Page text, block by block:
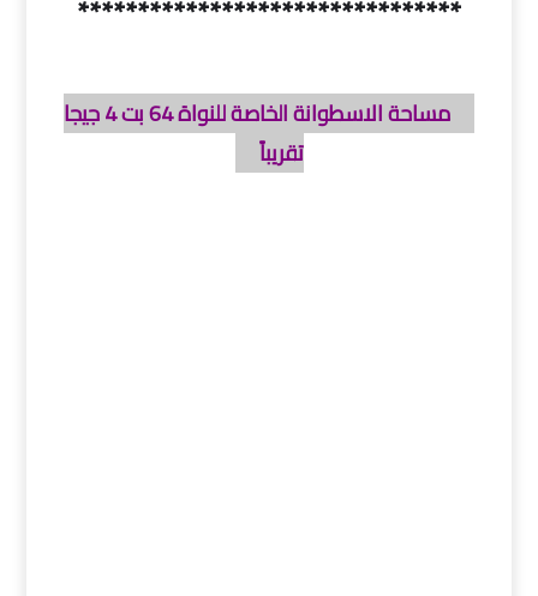
********************************
مساحة الاسطوانة الخاصة للنواة 64 بت 4 جيجا
تقريباً